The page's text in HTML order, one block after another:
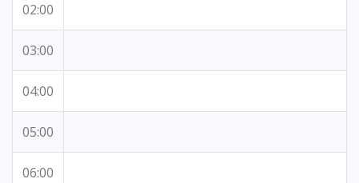
02:00
03:00
04:00
05:00
06:00